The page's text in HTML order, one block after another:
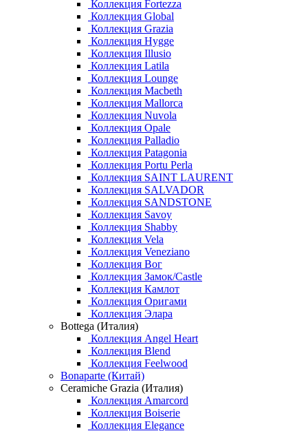
Коллекция Fortezza
Коллекция Global
Коллекция Grazia
Коллекция Hygge
Коллекция Illusio
Коллекция Latila
Коллекция Lounge
Коллекция Macbeth
Коллекция Mallorca
Коллекция Nuvola
Коллекция Opale
Коллекция Palladio
Коллекция Patagonia
Коллекция Portu Perla
Коллекция SAINT LAURENT
Коллекция SALVADOR
Коллекция SANDSTONE
Коллекция Savoy
Коллекция Shabby
Коллекция Vela
Коллекция Veneziano
Коллекция Вог
Коллекция Замок/Castle
Коллекция Камлот
Коллекция Оригами
Коллекция Элара
Bottega (Италия)
Коллекция Angel Heart
Коллекция Blend
Коллекция Feelwood
Bonaparte (Китай)
Ceramiche Grazia (Италия)
Коллекция Amarcord
Коллекция Boiserie
Коллекция Elegance